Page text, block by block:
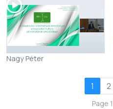
Nagy Péter
1 2
Page